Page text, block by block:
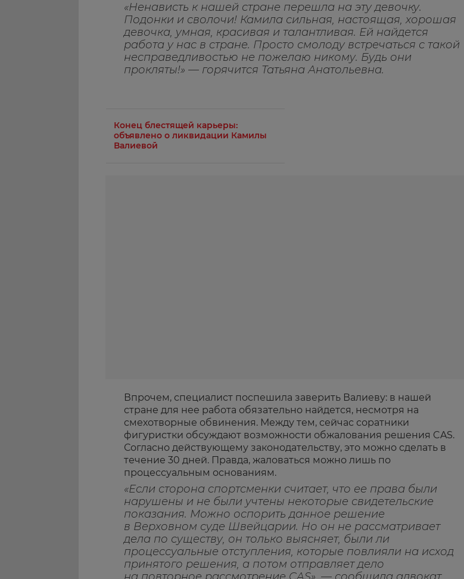
«Ненависть к нашей стране перешла на эту девочку.
Подонки и сволочи! Камила сильная, настоящая, хорошая
девочка, умная, красивая и талантливая. Ей найдется
работа у нас в стране. Просто смолоду встречаться с такой
несправедливостью не пожелаю никому. Будь они
прокляты!» — горячится Татьяна Анатольевна.
Конец блестящей карьеры:
объявлено о ликвидации Камилы
Валиевой
Впрочем, специалист поспешила заверить Валиеву: в нашей
стране для нее работа обязательно найдется, несмотря на
смехотворные обвинения. Между тем, сейчас соратники
фигуристки обсуждают возможности обжалования решения CAS.
Согласно действующему законодательству, это можно сделать в
течение 30 дней. Правда, жаловаться можно лишь по
процессуальным основаниям.
«Если сторона спортсменки считает, что ее права были
нарушены и не были учтены некоторые свидетельские
показания. Можно оспорить данное решение
в Верховном суде Швейцарии. Но он не рассматривает
дела по существу, он только выясняет, были ли
процессуальные отступления, которые повлияли на исход
принятого решения, а потом отправляет дело